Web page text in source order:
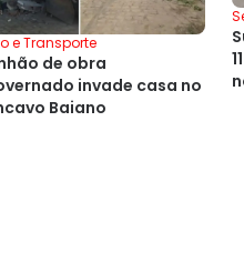
e Transporte
de obra
invade casa no
Baiano